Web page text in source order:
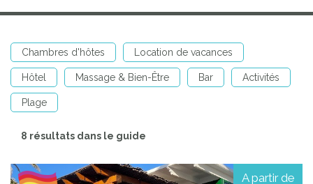
Chambres d'hôtes Location de vacances
Hôtel Massage & Bien-Être Bar Activités
Plage
8 résultats dans le guide
A partir de